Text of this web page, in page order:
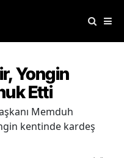
Yongin
Etti
Memduh
kentinde kardeş